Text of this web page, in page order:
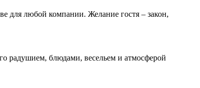
для любой компании. Желание гостя – закон,
радушием, блюдами, весельем и атмосферой